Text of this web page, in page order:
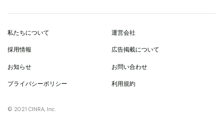
私たちについて 運営会社
採用情報 広告掲載について
お知らせ お問い合わせ
プライバシーポリシー 利用規約
© 2021 CINRA, Inc.